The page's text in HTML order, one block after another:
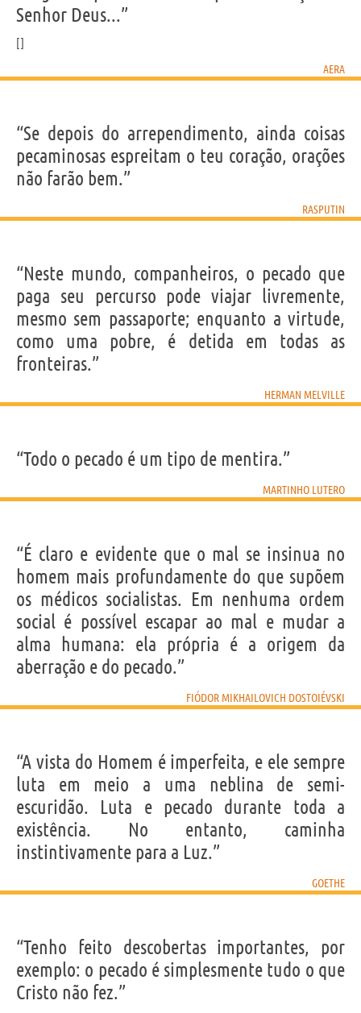
Senhor Deus...”
AERA
“Se depois do arrependimento, ainda coisas
pecaminosas espreitam o teu coração, orações
não farão bem.”
RASPUTIN
“Neste mundo, companheiros, o pecado que
paga seu percurso pode viajar livremente,
mesmo sem passaporte; enquanto a virtude,
como uma pobre, é detida em todas as
fronteiras.”
HERMAN MELVILLE
“Todo o pecado é um tipo de mentira.”
MARTINHO LUTERO
“É claro e evidente que o mal se insinua no
homem mais profundamente do que supõem
os médicos socialistas. Em nenhuma ordem
social é possível escapar ao mal e mudar a
alma humana: ela própria é a origem da
aberração e do pecado.”
FIÓDOR MIKHAILOVICH DOSTOIÉVSKI
“A vista do Homem é imperfeita, e ele sempre
luta em meio a uma neblina de semi-
escuridão. Luta e pecado durante toda a
existência. No entanto, caminha
instintivamente para a Luz.”
GOETHE
“Tenho feito descobertas importantes, por
exemplo: o pecado é simplesmente tudo o que
Cristo não fez.”